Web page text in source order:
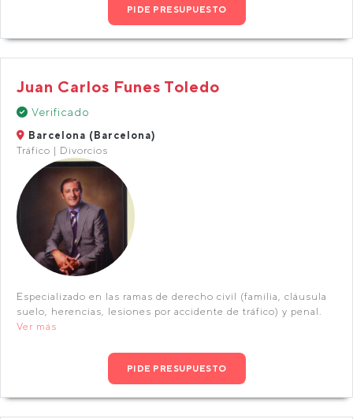
PIDE PRESUPUESTO
Juan Carlos Funes Toledo
Verificado
Barcelona (Barcelona)
Tráfico | Divorcios
Especializado en las ramas de derecho civil (familia, cláusula
suelo, herencias, lesiones por accidente de tráfico) y penal.
Ver más
PIDE PRESUPUESTO